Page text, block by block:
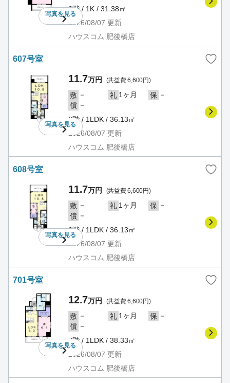
写真を見る
6階 / 1K / 31.38㎡
2026/08/07 更新
ハウスコム 肥後橋店
607号室
写真を見る
11.7万円 (共益費 6,600円)
敷 － 礼 1ヶ月 保 －
償 －
6階 / 1LDK / 36.13㎡
2026/08/07 更新
ハウスコム 肥後橋店
608号室
写真を見る
11.7万円 (共益費 6,600円)
敷 － 礼 1ヶ月 保 －
償 －
6階 / 1LDK / 36.13㎡
2026/08/07 更新
ハウスコム 肥後橋店
701号室
写真を見る
12.7万円 (共益費 6,600円)
敷 － 礼 1ヶ月 保 －
償 －
7階 / 1LDK / 38.33㎡
2026/08/07 更新
ハウスコム 肥後橋店